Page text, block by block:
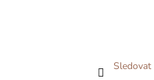
Sledovat